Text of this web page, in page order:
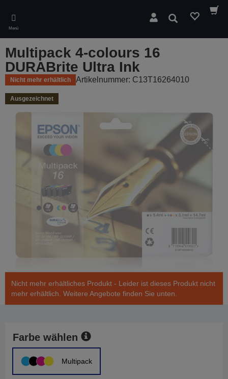
main
content
Menü
Suchen
Multipack 4-colours 16
DURABrite Ultra Ink
Nicht mehr erhältlich Artikelnummer: C13T16264010
Ausgezeichnet
Nicht mehr erhältliches Produkt - Leider ist dieses Produkt nicht
mehr erhältlich. Weitere Angebote finden Sie unten.
Farbe wählen
Multipack